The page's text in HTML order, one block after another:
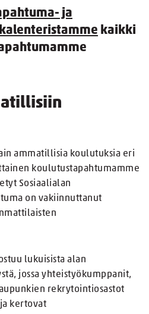
ja
kaikki
ammatillisia koulutuksia eri
koulutustapahtumamme
Sosiaalialan
on vakiinnuttanut
lukuisista alan
jossa yhteistyökumppanit,
rekrytointiosastot
kertovat